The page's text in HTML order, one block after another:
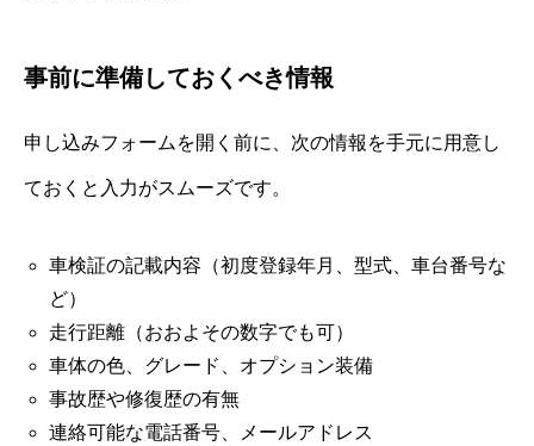
事前に準備しておくべき情報
申し込みフォームを開く前に、次の情報を手元に用意し
ておくと入力がスムーズです。
車検証の記載内容（初度登録年月、型式、車台番号な
ど）
走行距離（おおよその数字でも可）
車体の色、グレード、オプション装備
事故歴や修復歴の有無
連絡可能な電話番号、メールアドレス